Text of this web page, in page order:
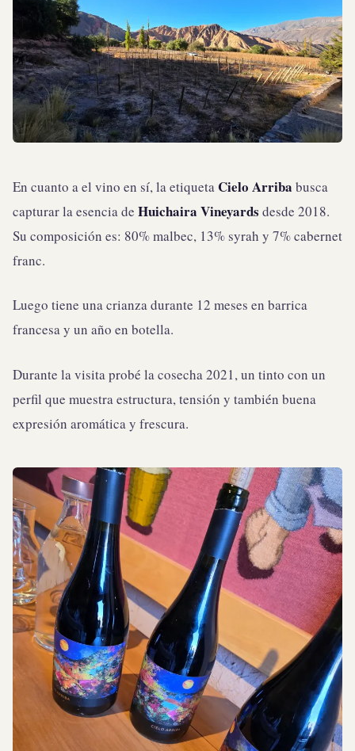
En cuanto a el vino en sí, la etiqueta Cielo Arriba busca
capturar la esencia de Huichaira Vineyards desde 2018.
Su composición es: 80% malbec, 13% syrah y 7% cabernet
franc.
Luego tiene una crianza durante 12 meses en barrica
francesa y un año en botella.
Durante la visita probé la cosecha 2021, un tinto con un
perfil que muestra estructura, tensión y también buena
expresión aromática y frescura.